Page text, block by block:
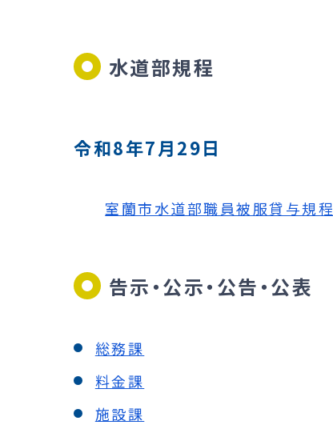
水道部規程
令和8年7月29日
室蘭市水道部職員被服貸与規
告示・公示・公告・公表
総務課
料金課
施設課